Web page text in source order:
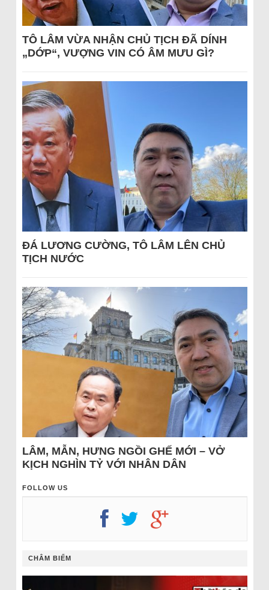
TÔ LÂM VỪA NHẬN CHỦ TỊCH ĐÃ DÍNH
„DỚP“, VƯỢNG VIN CÓ ÂM MƯU GÌ?
ĐÁ LƯƠNG CƯỜNG, TÔ LÂM LÊN CHỦ
TỊCH NƯỚC
LÂM, MẪN, HƯNG NGỒI GHẾ MỚI – VỞ
KỊCH NGHÌN TỶ VỚI NHÂN DÂN
FOLLOW US
CHÂM BIẾM